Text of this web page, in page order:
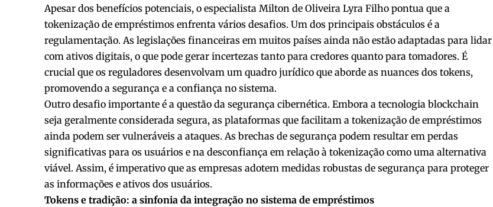
Apesar dos benefícios potenciais, o especialista Milton de Oliveira Lyra Filho pontua que a
tokenização de empréstimos enfrenta vários desafios. Um dos principais obstáculos é a
regulamentação. As legislações financeiras em muitos países ainda não estão adaptadas para lidar
com ativos digitais, o que pode gerar incertezas tanto para credores quanto para tomadores. É
crucial que os reguladores desenvolvam um quadro jurídico que aborde as nuances dos tokens,
promovendo a segurança e a confiança no sistema.
Outro desafio importante é a questão da segurança cibernética. Embora a tecnologia blockchain
seja geralmente considerada segura, as plataformas que facilitam a tokenização de empréstimos
ainda podem ser vulneráveis a ataques. As brechas de segurança podem resultar em perdas
significativas para os usuários e na desconfiança em relação à tokenização como uma alternativa
viável. Assim, é imperativo que as empresas adotem medidas robustas de segurança para proteger
as informações e ativos dos usuários.
Tokens e tradição: a sinfonia da integração no sistema de empréstimos